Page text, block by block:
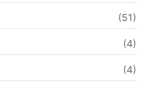
(51)
(4)
(4)